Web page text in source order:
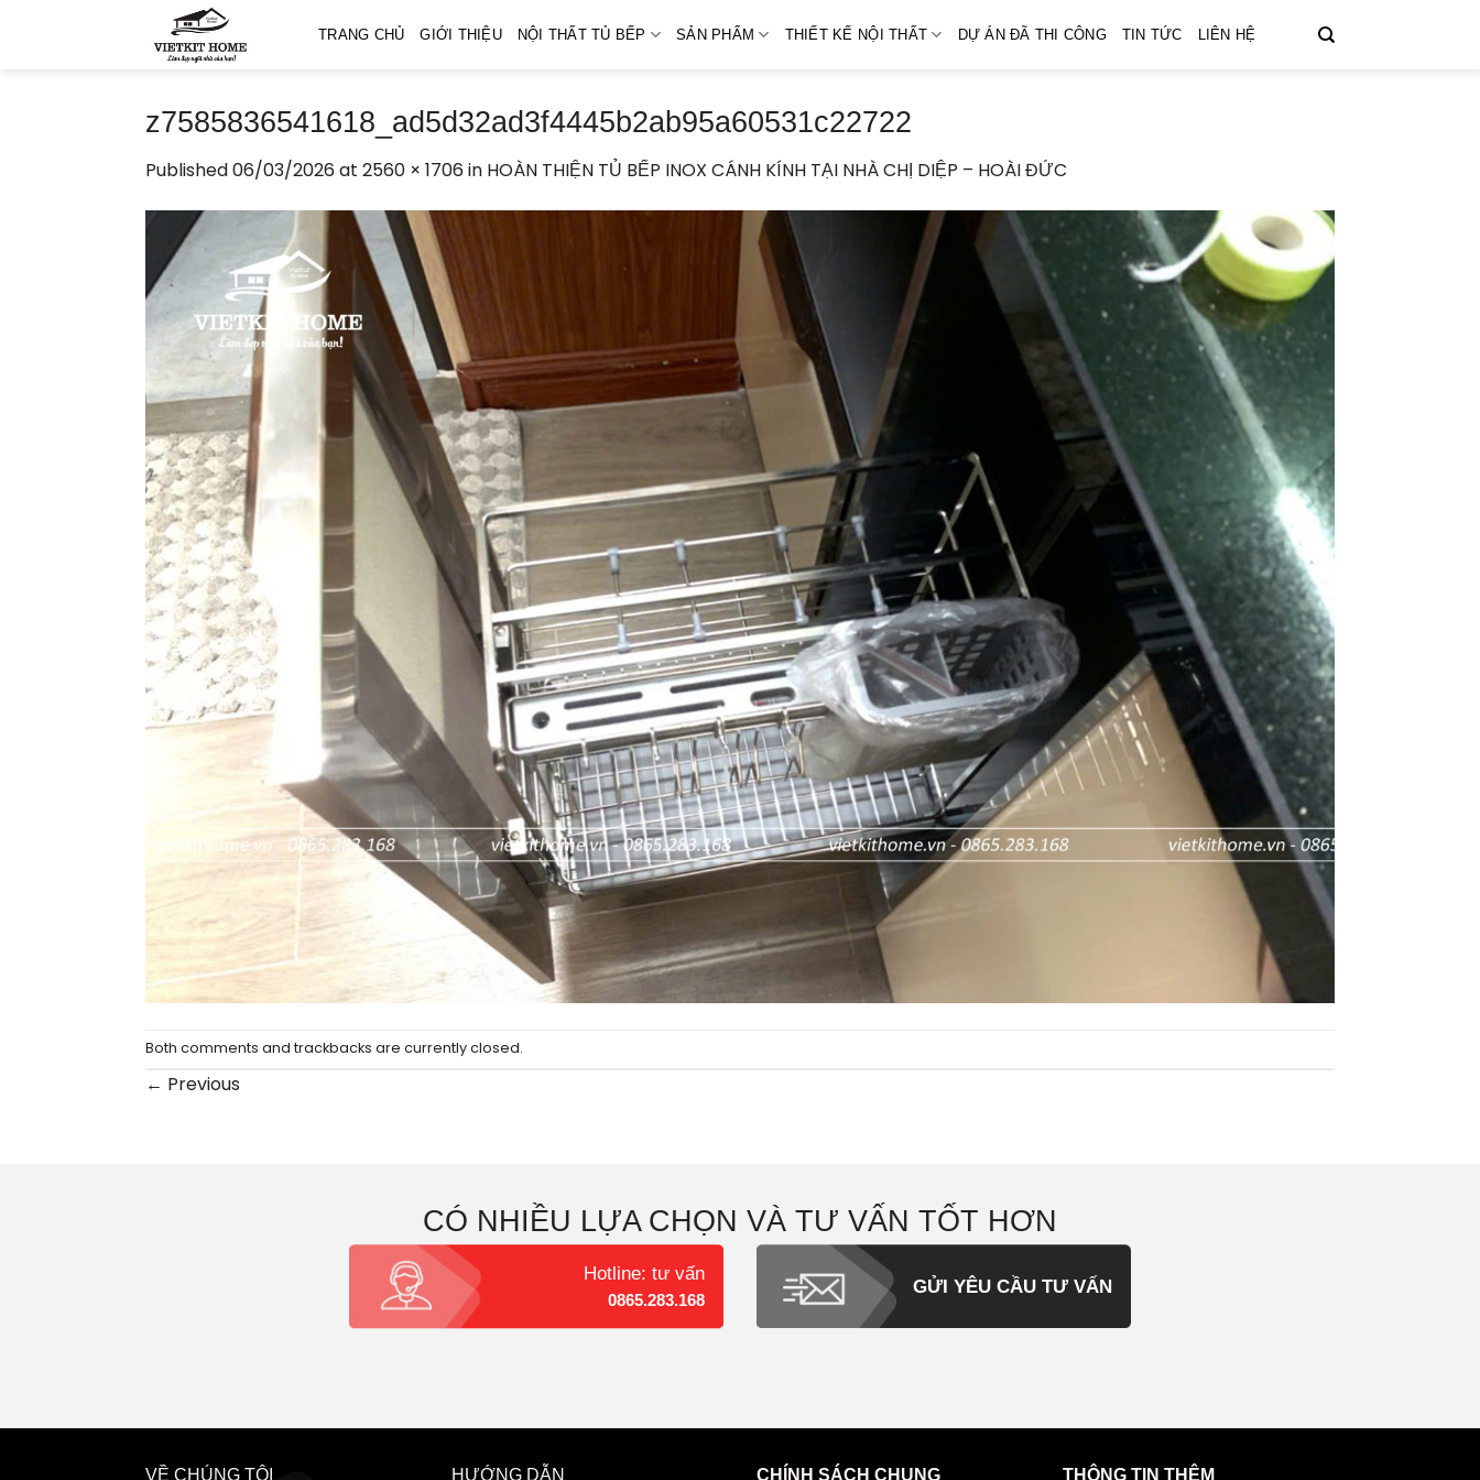
TRANG CHỦ GIỚI THIỆU NỘI THẤT TỦ BẾP SẢN PHẨM THIẾT KẾ NỘI THẤT DỰ ÁN ĐÃ THI CÔNG TIN TỨC LIÊN HỆ
z7585836541618_ad5d32ad3f4445b2ab95a60531c22722
Published06/03/2026 at 2560 × 1706 in HOÀN THIỆN TỦ BẾP INOX CÁNH KÍNH TẠI NHÀ CHỊ DIỆP – HOÀI ĐỨC
Both comments and trackbacks are currently closed.
← Previous
CÓ NHIỀU LỰA CHỌN VÀ TƯ VẤN TỐT HƠN
Hotline: tư vấn
0865.283.168
GỬI YÊU CẦU TƯ VẤN
VỀ CHÚNG TÔI HƯỚNG DẪN CHÍNH SÁCH CHUNG THÔNG TIN THÊM